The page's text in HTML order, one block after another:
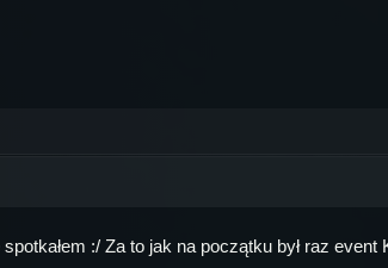
:/ Za to jak na początku był raz